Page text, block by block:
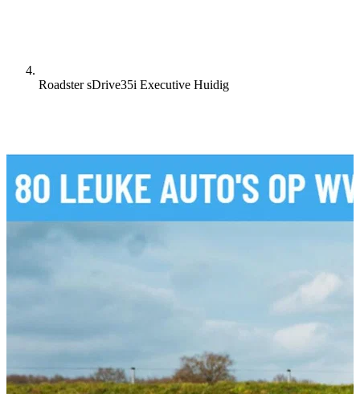
Roadster sDrive35i Executive Huidig